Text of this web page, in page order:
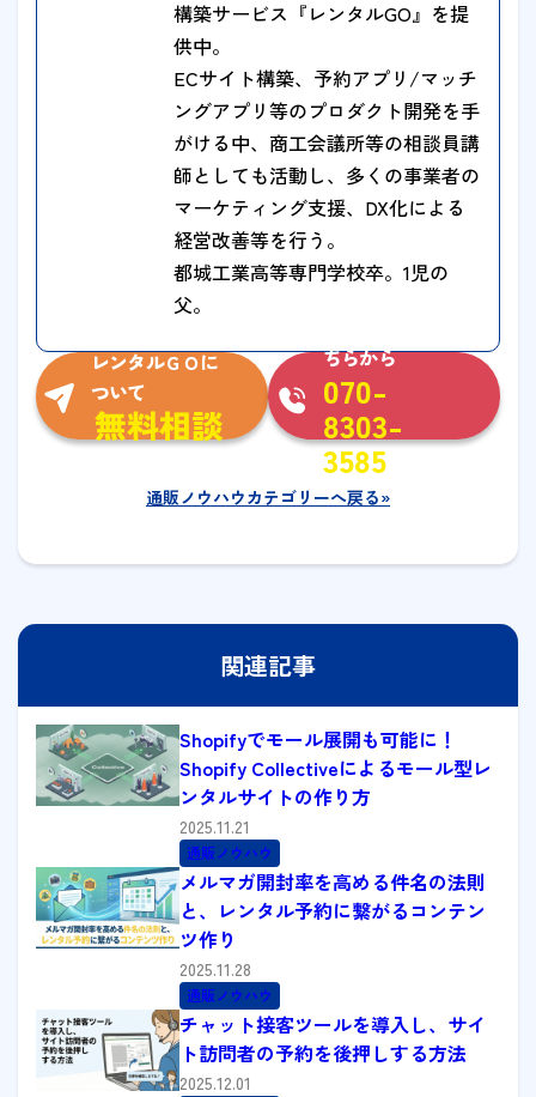
構築サービス『レンタルGO』を提
供中。
ECサイト構築、予約アプリ/マッチ
ングアプリ等のプロダクト開発を手
がける中、商工会議所等の相談員講
師としても活動し、多くの事業者の
マーケティング支援、DX化による
経営改善等を行う。
都城工業高等専門学校卒。1児の
父。
レンタルＧＯに
ついて
無料相談
ちらから
070-
8303-
3585
通販ノウハウカテゴリーへ戻る»
関連記事
Shopifyでモール展開も可能に！
Shopify Collectiveによるモール型レ
ンタルサイトの作り方
2025.11.21
通販ノウハウ
メルマガ開封率を高める件名の法則
と、レンタル予約に繋がるコンテン
ツ作り
2025.11.28
通販ノウハウ
チャット接客ツールを導入し、サイ
ト訪問者の予約を後押しする方法
2025.12.01